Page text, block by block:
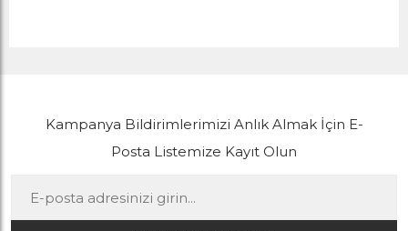
Kampanya Bildirimlerimizi Anlık Almak İçin E-
Posta Listemize Kayıt Olun